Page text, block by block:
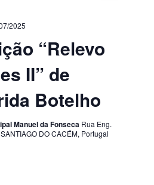
“Relevo
II” de
Botelho
2025
Manuel da Fonseca Rua Eng.
DO CACÉM, Portugal